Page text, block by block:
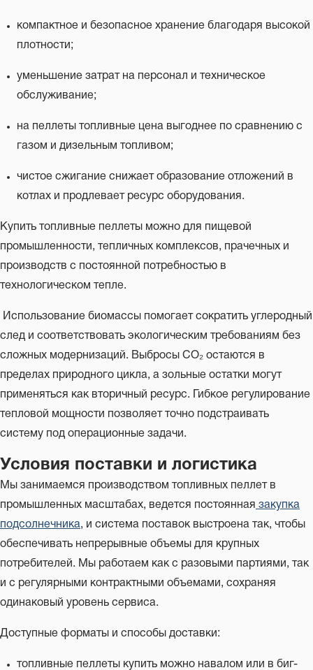
компактное и безопасное хранение благодаря высокой
плотности;
уменьшение затрат на персонал и техническое
обслуживание;
на пеллеты топливные цена выгоднее по сравнению с
газом и дизельным топливом;
чистое сжигание снижает образование отложений в
котлах и продлевает ресурс оборудования.
Купить топливные пеллеты можно для пищевой
промышленности, тепличных комплексов, прачечных и
производств с постоянной потребностью в
технологическом тепле.
Использование биомассы помогает сократить углеродный
след и соответствовать экологическим требованиям без
сложных модернизаций. Выбросы CO₂ остаются в
пределах природного цикла, а зольные остатки могут
применяться как вторичный ресурс. Гибкое регулирование
тепловой мощности позволяет точно подстраивать
систему под операционные задачи.
Условия поставки и логистика
Мы занимаемся производством топливных пеллет в
промышленных масштабах, ведется постоянная закупка
подсолнечника, и система поставок выстроена так, чтобы
обеспечивать непрерывные объемы для крупных
потребителей. Мы работаем как с разовыми партиями, так
и с регулярными контрактными объемами, сохраняя
одинаковый уровень сервиса.
Доступные форматы и способы доставки:
топливные пеллеты купить можно навалом или в биг-